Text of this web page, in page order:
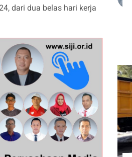
dari dua belas hari kerja